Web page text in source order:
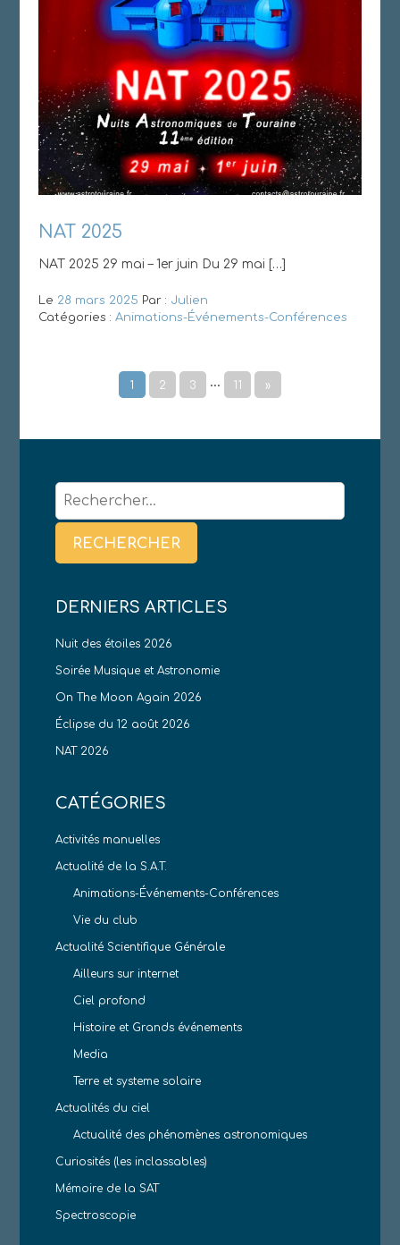
NAT 2025
NAT 2025 29 mai – 1er juin Du 29 mai […]
Le 28 mars 2025 Par : Julien
Catégories : Animations-Événements-Conférences
1 2 3 … 11 »
Rechercher :
DERNIERS ARTICLES
Nuit des étoiles 2026
Soirée Musique et Astronomie
On The Moon Again 2026
Éclipse du 12 août 2026
NAT 2026
CATÉGORIES
Activités manuelles
Actualité de la S.A.T.
Animations-Événements-Conférences
Vie du club
Actualité Scientifique Générale
Ailleurs sur internet
Ciel profond
Histoire et Grands événements
Media
Terre et systeme solaire
Actualités du ciel
Actualité des phénomènes astronomiques
Curiosités (les inclassables)
Mémoire de la SAT
Spectroscopie